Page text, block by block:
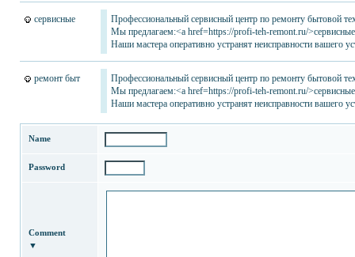
сервисные
Профессиональный сервисный центр по ремонту бытовой
Мы предлагаем:<a href=https://profi-teh-remont.ru/
Наши мастера оперативно устранят неисправности вашего
ремонт быт
Профессиональный сервисный центр по ремонту бытовой
Мы предлагаем:<a href=https://profi-teh-remont.ru/
Наши мастера оперативно устранят неисправности вашего
Name
Password
Comment
▼